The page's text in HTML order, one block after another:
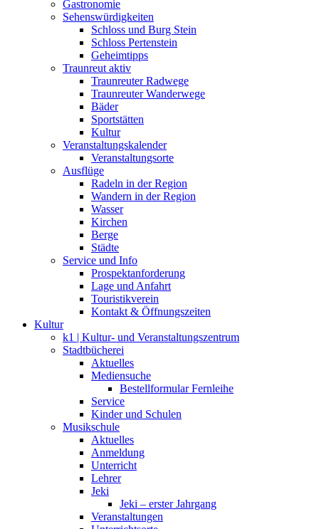
Gastronomie
Sehenswürdigkeiten
Schloss und Burg Stein
Schloss Pertenstein
Geheimtipps
Traunreut aktiv
Traunreuter Radwege
Traunreuter Wanderwege
Bäder
Sportstätten
Kultur
Veranstaltungskalender
Veranstaltungsorte
Ausflüge
Radeln in der Region
Wandern in der Region
Wasser
Kirchen
Berge
Städte
Service und Info
Prospektanforderung
Lage und Anfahrt
Touristikverein
Kontakt & Öffnungszeiten
Kultur
k1 | Kultur- und Veranstaltungszentrum
Stadtbücherei
Aktuelles
Mediensuche
Bestellformular Fernleihe
Service
Kinder und Schulen
Musikschule
Aktuelles
Anmeldung
Unterricht
Lehrer
Jeki
Jeki – erster Jahrgang
Veranstaltungen